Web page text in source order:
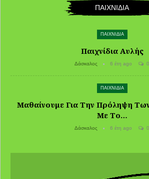
ΠΑΙΧΝΙΔΙΑ
ΠΑΙΧΝΙΔΙΑ
Παιχνίδια Αυλής
Δάσκαλος 6 έτη ago 0
ΠΑΙΧΝΙΔΙΑ
Μαθαίνουμε Για Την Πρόληψη
Με Το…
Δάσκαλος 6 έτη ago 0